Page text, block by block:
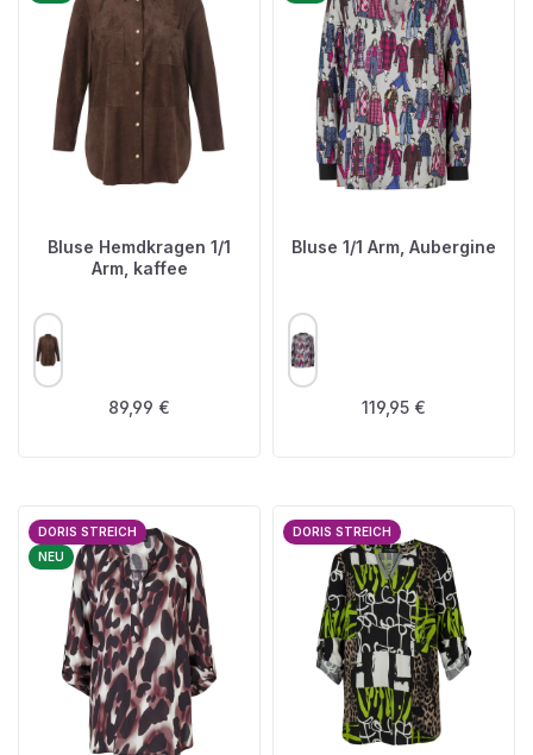
Bluse Hemdkragen 1/1
Arm, kaffee
FARBE
Regulärer Preis:
89,99 €
Bluse 1/1 Arm, Aubergine
FARBE
Regulärer Preis:
119,95 €
DORIS STREICH
NEU
DORIS STREICH